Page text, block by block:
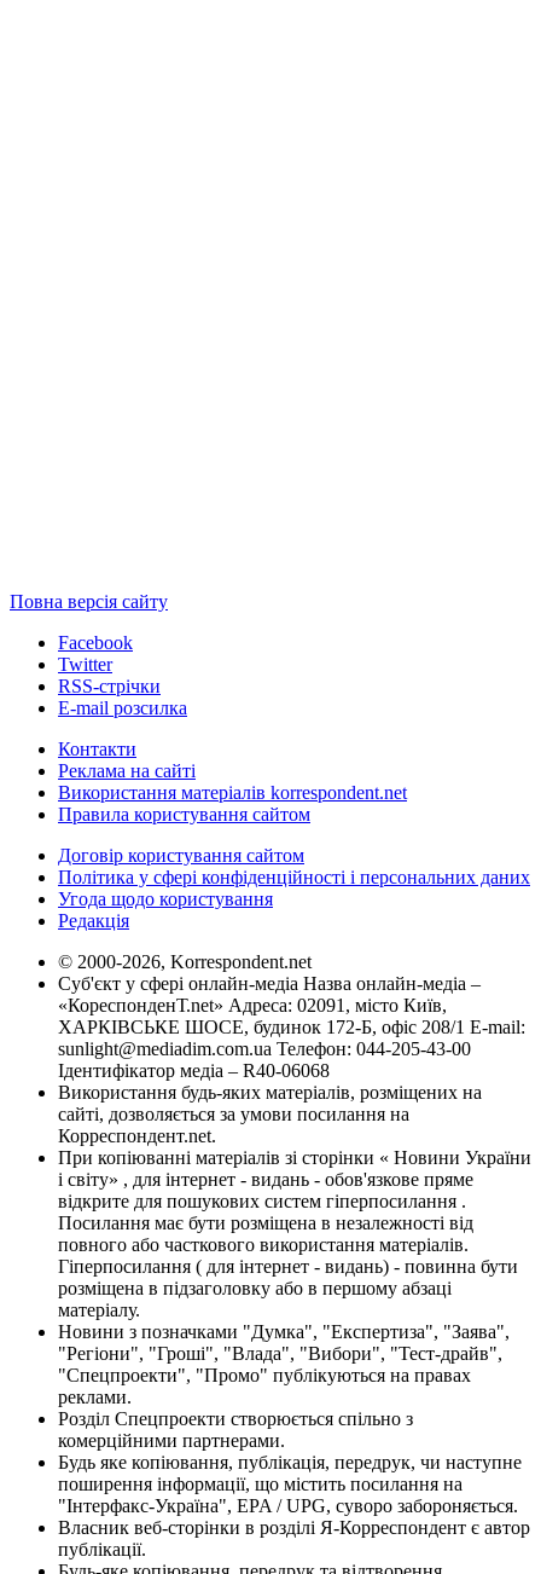
Повна версія сайту
Facebook
Twitter
RSS-стрічки
E-mail розсилка
Контакти
Реклама на сайті
Використання матеріалів korrespondent.net
Правила користування сайтом
Договір користування сайтом
Політика у сфері конфіденційності і персональних даних
Угода щодо користування
Редакція
© 2000-2026, Korrespondent.net
Суб'єкт у сфері онлайн-медіа Назва онлайн-медіа –
«КореспонденТ.net» Адреса: 02091, місто Київ,
ХАРКІВСЬКЕ ШОСЕ, будинок 172-Б, офіс 208/1 E-mail:
sunlight@mediadim.com.ua Телефон: 044-205-43-00
Ідентифікатор медіа – R40-06068
Використання будь-яких матеріалів, розміщених на
сайті, дозволяється за умови посилання на
Корреспондент.net.
При копіюванні матеріалів зі сторінки « Новини України
і світу» , для інтернет - видань - обов'язкове пряме
відкрите для пошукових систем гіперпосилання .
Посилання має бути розміщена в незалежності від
повного або часткового використання матеріалів.
Гіперпосилання ( для інтернет - видань) - повинна бути
розміщена в підзаголовку або в першому абзаці
матеріалу.
Новини з позначками "Думка", "Експертиза", "Заява",
"Регіони", "Гроші", "Влада", "Вибори", "Тест-драйв",
"Спецпроекти", "Промо" публікуються на правах
реклами.
Розділ Спецпроекти створюється спільно з
комерційними партнерами.
Будь яке копіювання, публікація, передрук, чи наступне
поширення інформації, що містить посилання на
"Інтерфакс-Україна", EPA / UPG, суворо забороняється.
Власник веб-сторінки в розділі Я-Корреспондент є автор
публікації.